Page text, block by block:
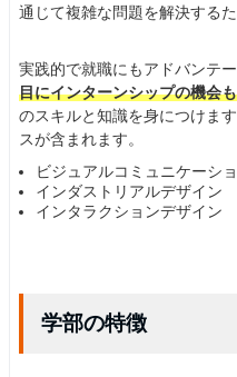
通じて複雑な問題を解決する
実践的で就職にもアドバンテ
目にインターンシップの機会
のスキルと知識を身につけま
スが含まれます。
ビジュアルコミュニケーシ
インダストリアルデザイン
インタラクションデザイン
学部の特徴